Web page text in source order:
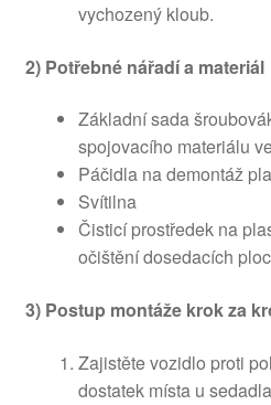
vychozený kloub.
2) Potřebné nářadí a materiál
Základní sada
spojovacího materiálu
Páčidla na demontáž
Svítilna
Čisticí prostředek na
očištění dosedacích
3) Postup montáže krok za
Zajistěte vozidlo proti
dostatek místa u